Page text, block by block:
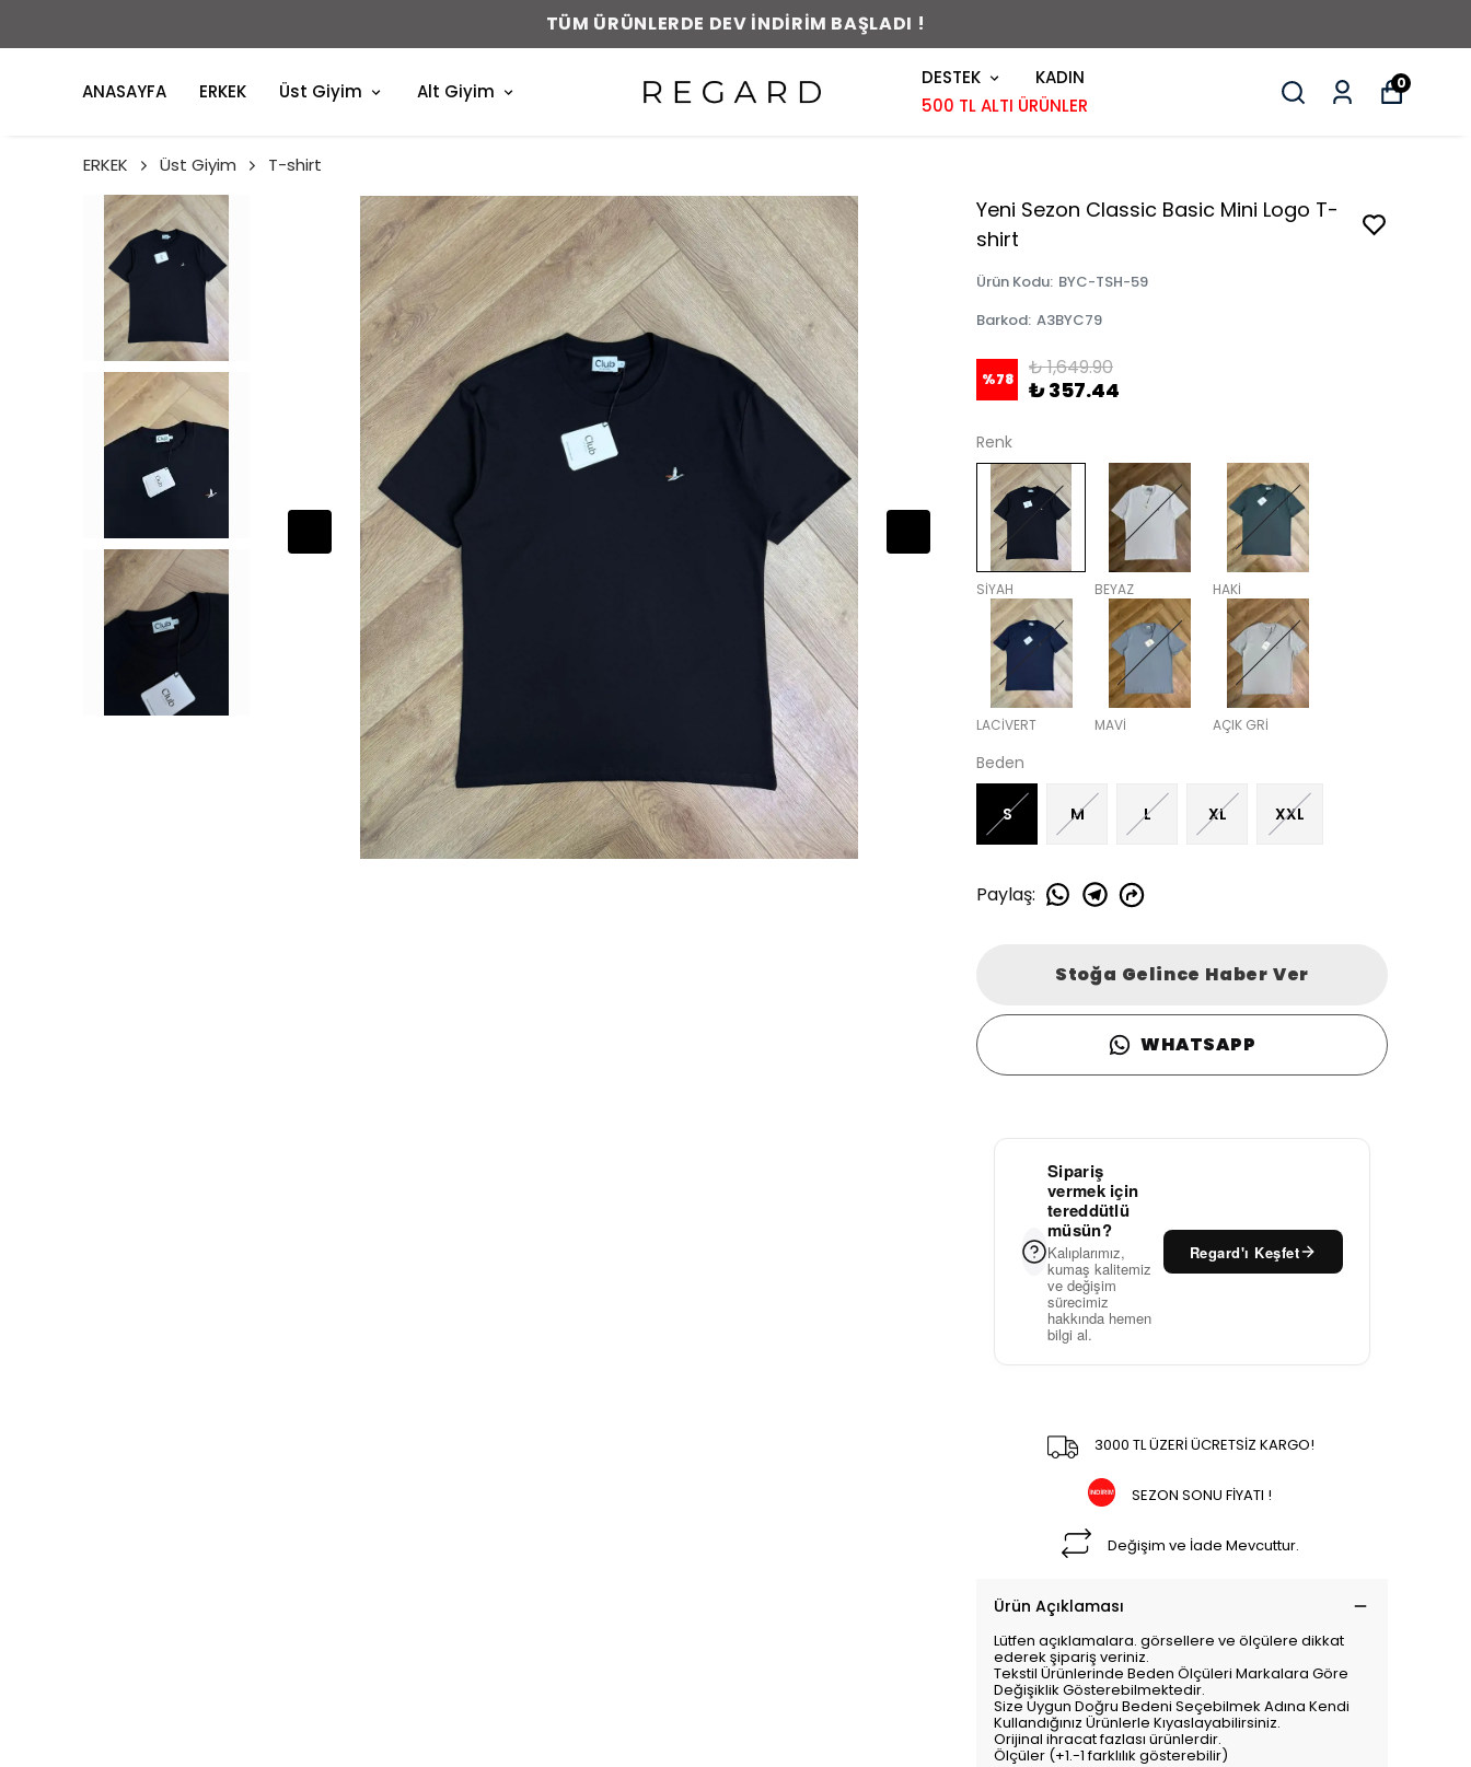
0-48 SAAT İÇERİSİNDE KARGODA !
ANASAYFA ERKEK Üst Giyim Alt Giyim
DESTEK
KADIN
500 TL ALTI ÜRÜNLER
0
ERKEK Üst Giyim T-shirt
Yeni Sezon Classic Basic Mini Logo T-
shirt
Ürün Kodu: BYC-TSH-59
Barkod: A3BYC79
%78 ₺ 1,649.90
₺ 357.44
Renk
SİYAH BEYAZ HAKİ
LACİVERT MAVİ AÇIK GRİ
Beden
S M L XL XXL
Paylaş:
Stoğa Gelince Haber Ver
WHATSAPP
Sipariş
vermek için
tereddütlü
müsün?
Kalıplarımız,
kumaş kalitemiz
ve değişim
sürecimiz
hakkında hemen
bilgi al.
Regard'ı Keşfet
3000 TL ÜZERİ ÜCRETSİZ KARGO!
SEZON SONU FİYATI !
Değişim ve İade Mevcuttur.
Ürün Açıklaması
Lütfen açıklamalara. görsellere ve ölçülere dikkat
ederek şipariş veriniz.
Tekstil Ürünlerinde Beden Ölçüleri Markalara Göre
Değişiklik Gösterebilmektedir.
Size Uygun Doğru Bedeni Seçebilmek Adına Kendi
Kullandığınız Ürünlerle Kıyaslayabilirsiniz.
Orijinal ihracat fazlası ürünlerdir.
Ölçüler (+1.-1 farklılık gösterebilir)